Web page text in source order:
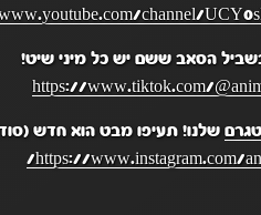
channel/
הסאב ששם יש כל מיני שיט!
https://www.tiktok.com/
שלנו! תעיפו מבט הוא חדש
https://www.instagram.com/